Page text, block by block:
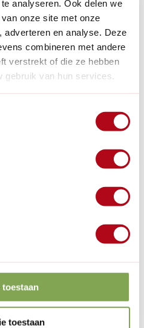
analyseren. Ook delen we
onze site met onze
adverteren en analyse. Deze
combineren met andere
verstrekt of die ze hebben
gebruik van hun services.
toestaan
toestaan
de sproeier
het gras het zwaar te
en felle zonnestralen.